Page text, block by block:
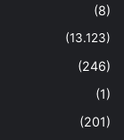
(8)
(13.123)
(246)
(1)
(201)